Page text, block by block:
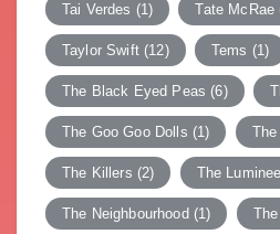
Tai Verdes (1) Tate McRae
Taylor Swift(12) Tems (1)
The Black Eyed Peas (6)
The Goo Goo Dolls (1) The
The Killers (2) The
The Neighbourhood (1)